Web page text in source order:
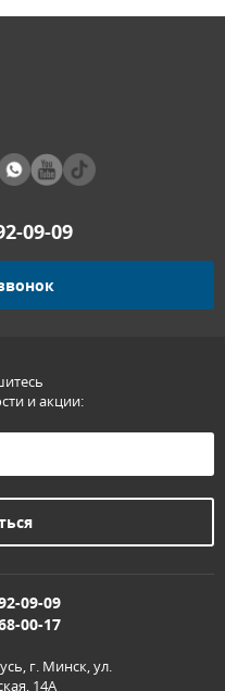
09-09
и акции:
09-09
00-17
г. Минск, ул.
14А